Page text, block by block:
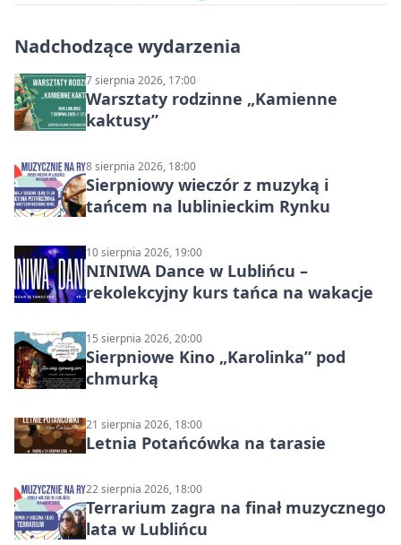
Nadchodzące wydarzenia
7 sierpnia 2026, 17:00
Warsztaty rodzinne „Kamienne
kaktusy”
8 sierpnia 2026, 18:00
Sierpniowy wieczór z muzyką i
tańcem na lublinieckim Rynku
10 sierpnia 2026, 19:00
NINIWA Dance w Lublińcu –
rekolekcyjny kurs tańca na wakacje
15 sierpnia 2026, 20:00
Sierpniowe Kino „Karolinka” pod
chmurką
21 sierpnia 2026, 18:00
Letnia Potańcówka na tarasie
22 sierpnia 2026, 18:00
Terrarium zagra na finał muzycznego
lata w Lublińcu